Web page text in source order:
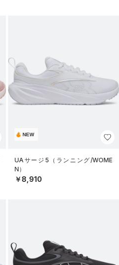
NEW
UAサージ5（ランニング/WOME
N）
￥8,910